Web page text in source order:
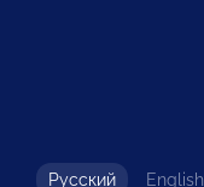
Русский English